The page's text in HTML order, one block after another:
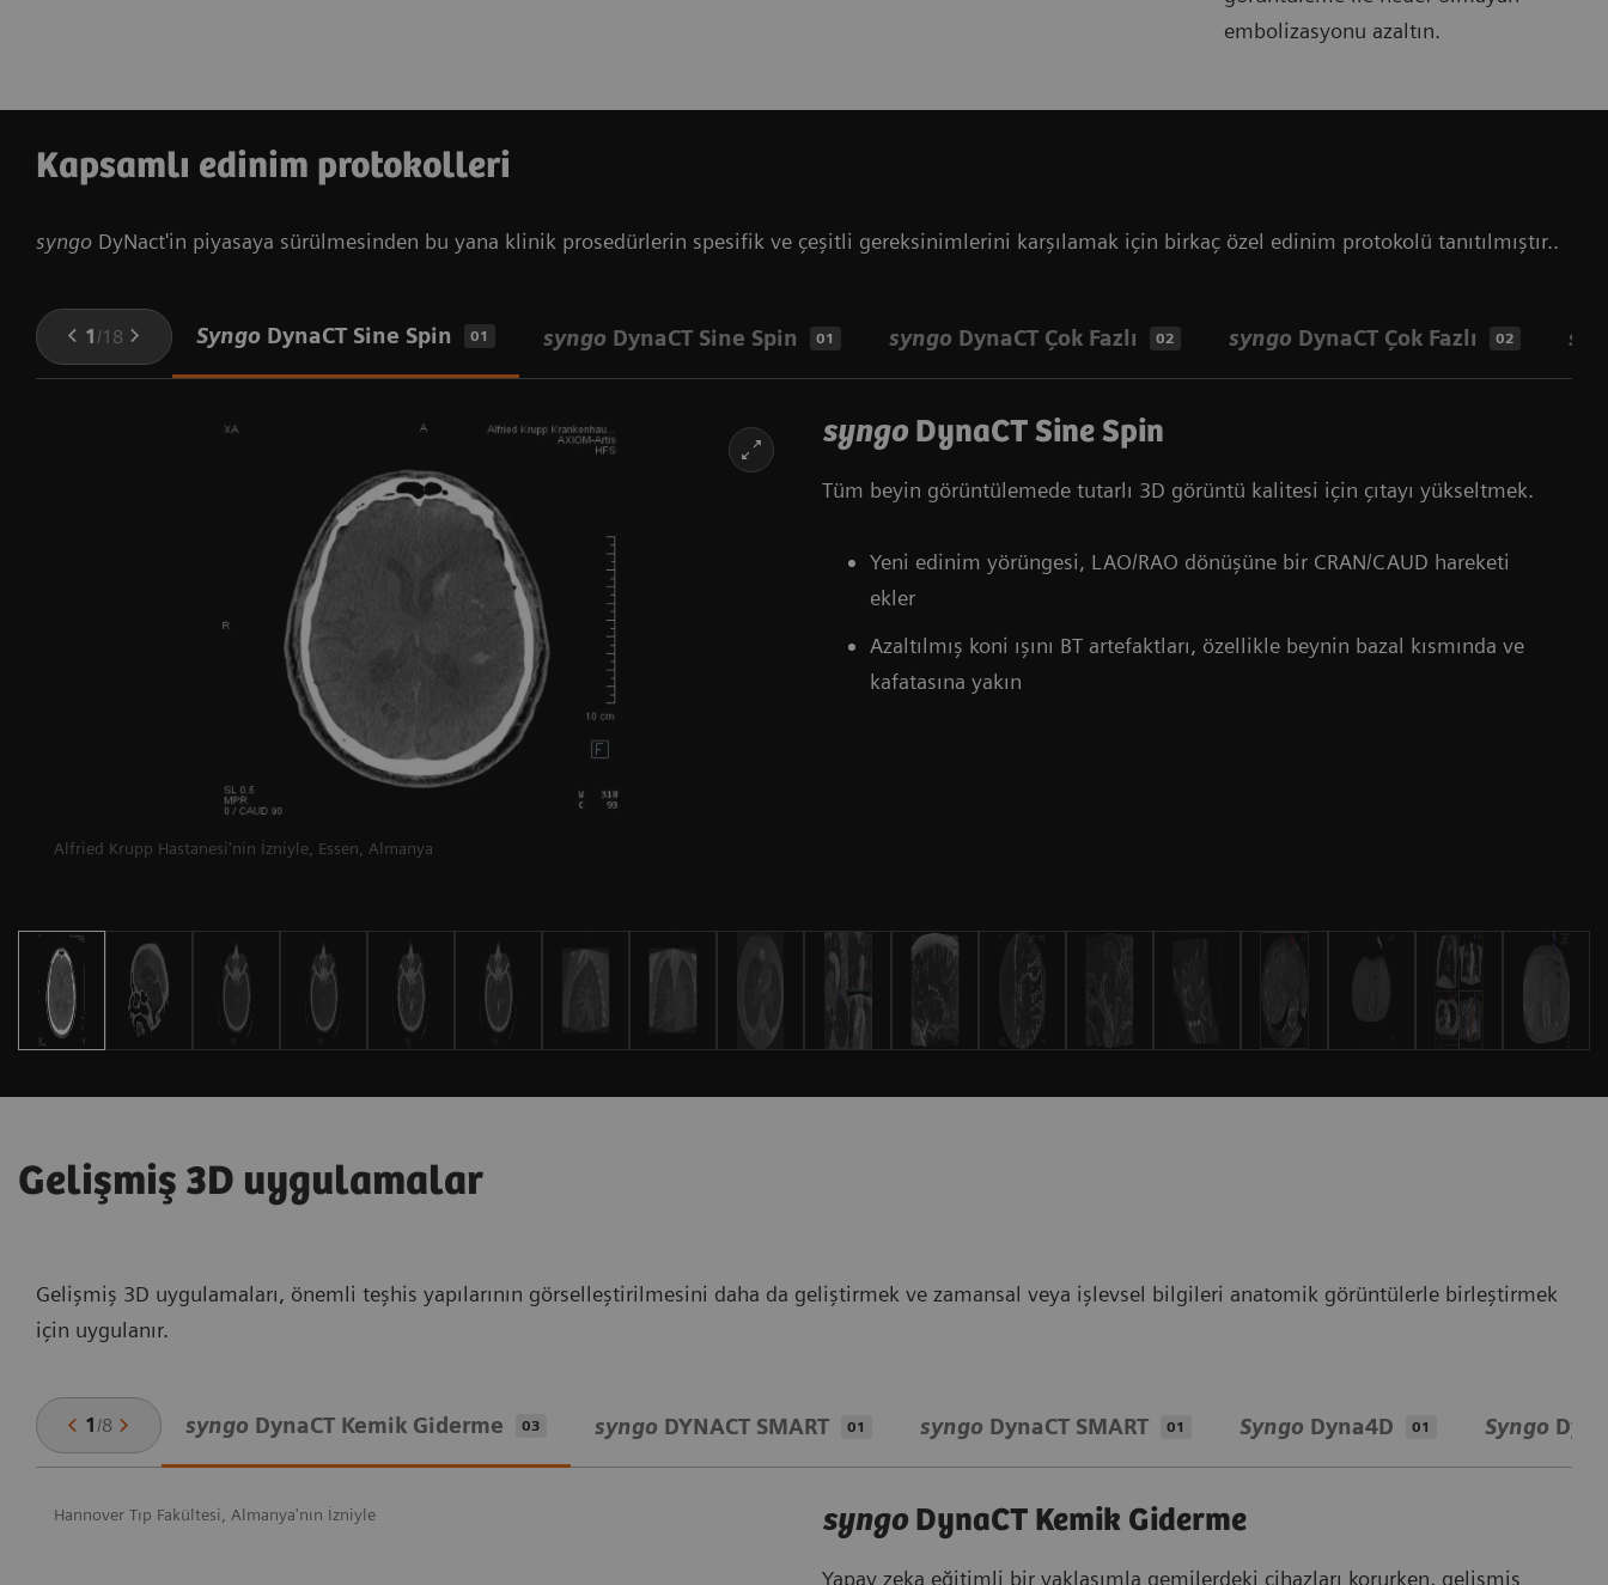
embolizasyonu azaltın.
Kapsamlı edinim protokolleri
syngoDyNact'in piyasaya sürülmesinden bu yana klinik prosedürlerin spesifik ve çeşitli gereksinimlerini karşılamak için birkaç özel edinim protokolü tanıtılmıştır..
1 /18 SyngoDynaCT Sine Spin 01 syngo DynaCT Sine Spin 01 syngo DynaCT Çok Fazlı 02 syngo DynaCT Çok Fazlı 02
Alfried Krupp Hastanesi'nin İzniyle, Essen, Almanya
syngo DynaCT Sine Spin
Tüm beyin görüntülemede tutarlı 3D görüntü kalitesi için çıtayı yükseltmek.
Yeni edinim yörüngesi, LAO/RAO dönüşüne bir CRAN/CAUD hareketi
ekler
Azaltılmış koni ışını BT artefaktları, özellikle beynin bazal kısmında ve
kafatasına yakın
Gelişmiş 3D uygulamalar
Gelişmiş 3D uygulamaları, önemli teşhis yapılarının görselleştirilmesini daha da geliştirmek ve zamansal veya işlevsel bilgileri anatomik görüntülerle birleştirmek
için uygulanır.
1 /8 syngo DynaCT Kemik Giderme 03 syngo DYNACT SMART 01 syngo DynaCT SMART 01 Syngo Dyna4D 01 Syngo
Hannover Tıp Fakültesi, Almanya'nın İzniyle syngoDynaCT Kemik Giderme
Yapay zeka eğitimli bir yaklaşımla gemilerdeki cihazları korurken, gelişmiş